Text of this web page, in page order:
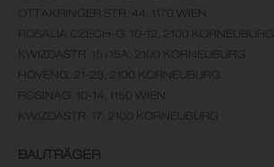
OTTAKRINGER STR. 44, 1170 WIEN
ROSALIA CZECH-G. 10-12, 2100 KORNEUBURG
KWIZDASTR. 15+15A, 2100 KORNEUBURG
HOVENG. 21-23, 2100 KORNEUBURG
ROSINAG. 10-14, 1150 WIEN
KWIZDASTR. 17, 2100 KORNEUBURG
BAUTRÄGER